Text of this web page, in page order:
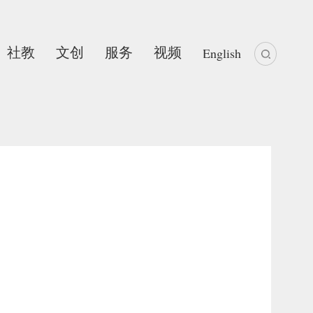
社教 文创 服务 视频 English